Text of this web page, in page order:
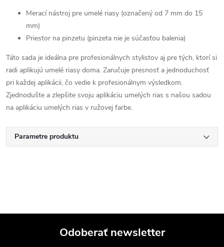
Merací nástroj pre umelé riasy (označený od 7 mm do 15
mm)
Priestor na pinzetu (pinzeta nie je súčasťou balenia)
Táto sada je ideálna pre profesionálnych stylistov aj pre tých, ktorí si
radi aplikujú umelé riasy doma. Zaručuje presnosť a jednoduchosť
pri každej aplikácii, čo vedie k profesionálnym výsledkom.
Zjednodušte a zlepšite svoju aplikáciu umelých rias s našou sadou
na aplikáciu umelých rias v ružovej farbe.
Parametre produktu
Odoberať newsletter